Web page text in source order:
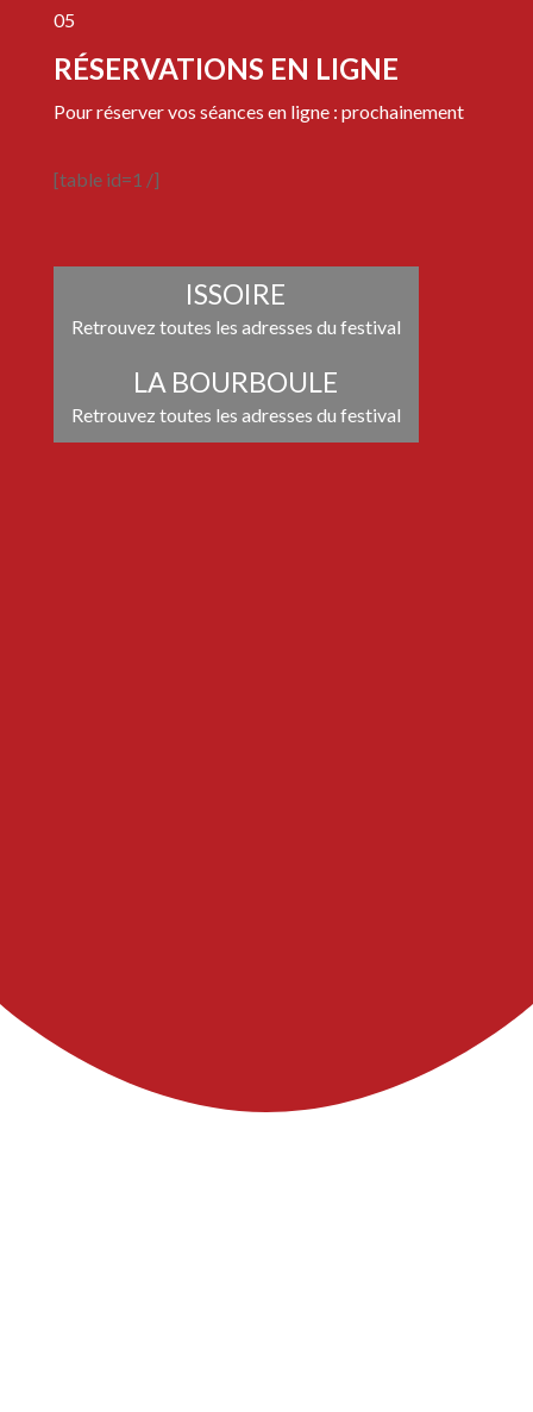
05
RÉSERVATIONS EN LIGNE
Pour réserver vos séances en ligne : prochainement
[table id=1 /]
ISSOIRE
Retrouvez toutes les adresses du festival
LA BOURBOULE
Retrouvez toutes les adresses du festival